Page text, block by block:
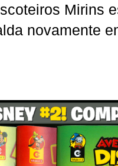
Mirins
novamente